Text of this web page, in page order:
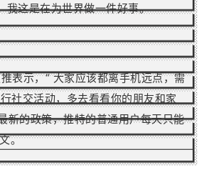
我这是在为世界做一件好事。
表示，“ 大家应该都离手机远点，需
社交活动，多去看看你的朋友和家
新的政策，推特的普通用户每天只能
。